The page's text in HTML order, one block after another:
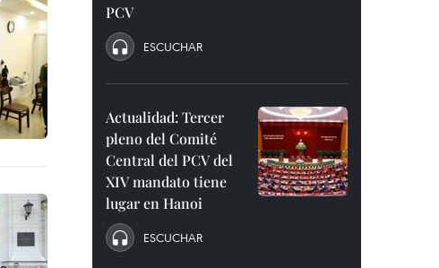
PCV
ESCUCHAR
Actualidad: Tercer
pleno del Comité
Central del PCV del
XIV mandato tiene
lugar en Hanoi
ESCUCHAR